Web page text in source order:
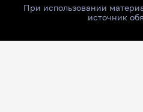
При использовании
источник